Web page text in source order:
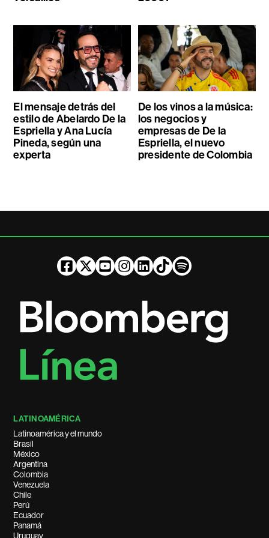
El mensaje detrás del
estilo de Abelardo De la
Espriella y Ana Lucía
Pineda, según una
experta
De los vinos a la música:
los negocios y
empresas de De la
Espriella, el nuevo
presidente de Colombia
LATINOAMÉRICA
Latinoamérica y el mundo
Brasil
México
Argentina
Colombia
Venezuela
Chile
Perú
Ecuador
Panamá
Uruguay